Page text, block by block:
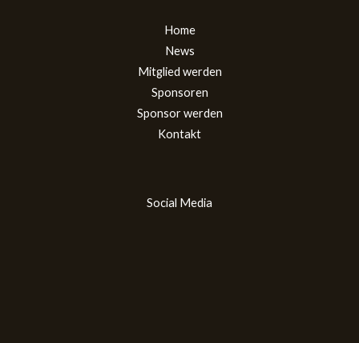
Home
News
Mitglied werden
Sponsoren
Sponsor werden
Kontakt
Social Media